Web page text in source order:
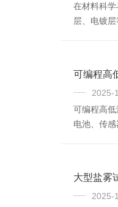
在材料科
层、电镀
可编程高
2025-
可编程高
电池、传
大型盐雾
2025-